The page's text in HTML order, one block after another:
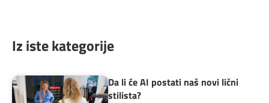
Iz iste kategorije
Da li će AI postati naš novi lični
stilista?